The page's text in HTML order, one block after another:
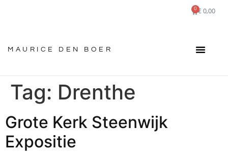
€ 0,00
0
MAURICE DEN BOER
Tag: Drenthe
Grote Kerk Steenwijk
Expositie